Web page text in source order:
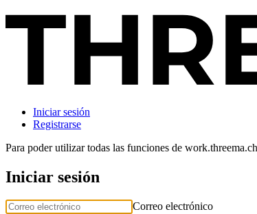
Iniciar sesión
Registrarse
Para poder utilizar todas las funciones de
Iniciar sesión
Correo electrónico